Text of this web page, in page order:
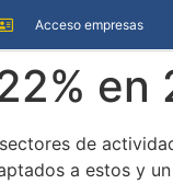
Acceso empresas
en
de
a estos y